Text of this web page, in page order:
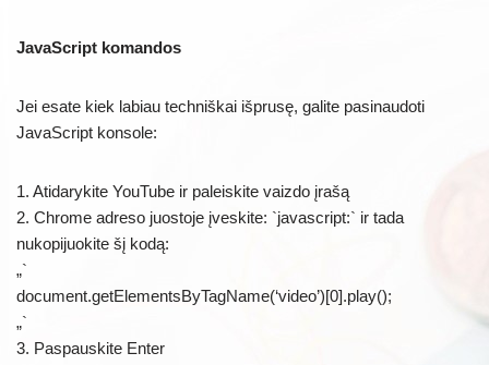
JavaScript komandos
Jei esate kiek labiau techniškai išprusę, galite pasinaudoti
JavaScript konsole:
1. Atidarykite YouTube ir paleiskite vaizdo įrašą
2. Chrome adreso juostoje įveskite: `javascript:` ir tada
nukopijuokite šį kodą:
„`
document.getElementsByTagName(‘video’)[0].play();
„`
3. Paspauskite Enter